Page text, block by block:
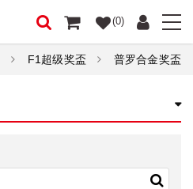
(0)
F1超级奖盃 普罗合金奖盃